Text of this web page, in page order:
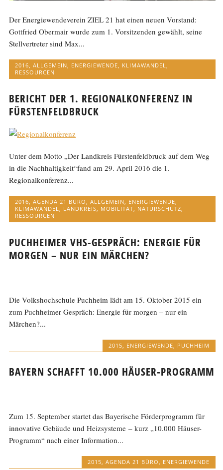
Der Energiewendeverein ZIEL 21 hat einen neuen Vorstand:
Gottfried Obermair wurde zum 1. Vorsitzenden gewählt, seine
Stellvertreter sind Max...
2016 ,ALLGEMEIN ENERGIEWENDE KLIMAWANDEL
RESSOURCEN
BERICHT DER 1. REGIONALKONFERENZ IN
FÜRSTENFELDBRUCK
Unter dem Motto „Der Landkreis Fürstenfeldbruck auf dem Weg
in die Nachhaltigkeit“fand am 29. April 2016 die 1.
Regionalkonferenz...
2016,AGENDA 21 BÜRO,ALLGEMEIN, ENERGIEWENDE,
KLIMAWANDEL, LANDKREIS, MOBILITÄT, NATURSCHUTZ,
RESSOURCEN
PUCHHEIMER VHS-GESPRÄCH: ENERGIE FÜR
MORGEN – NUR EIN MÄRCHEN?
Die Volkshochschule Puchheim lädt am 15. Oktober 2015 ein
zum Puchheimer Gespräch: Energie für morgen – nur ein
Märchen?...
2015 ENERGIEWENDE PUCHHEIM
BAYERN SCHAFFT 10.000 HÄUSER-PROGRAMM
Zum 15. September startet das Bayerische Förderprogramm für
innovative Gebäude und Heizsysteme – kurz „10.000 Häuser-
Programm“ nach einer Information...
2015 AGENDA 21 BÜRO ENERGIEWENDE